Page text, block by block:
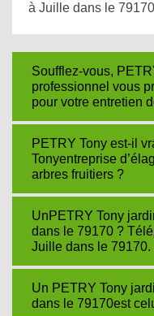
à Juille dans le
Soufflez-vous,
professionnel vous
pour votre entretien
PETRY Tony est-il
Tonyentreprise
arbres fruitiers ?
UnPETRY Tony
dans le 79170 ?
Juille dans le 79170.
Un PETRY Tony
dans le 79170est